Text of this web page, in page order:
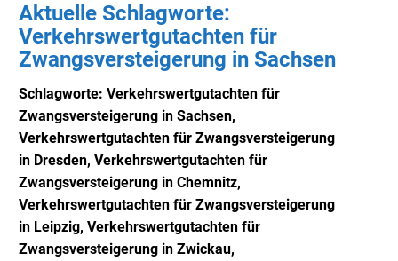
Aktuelle Schlagworte:
Verkehrswertgutachten für
Zwangsversteigerung in Sachsen
Schlagworte: Verkehrswertgutachten für
Zwangsversteigerung in Sachsen,
Verkehrswertgutachten für Zwangsversteigerung
in Dresden, Verkehrswertgutachten für
Zwangsversteigerung in Chemnitz,
Verkehrswertgutachten für Zwangsversteigerung
in Leipzig, Verkehrswertgutachten für
Zwangsversteigerung in Zwickau,